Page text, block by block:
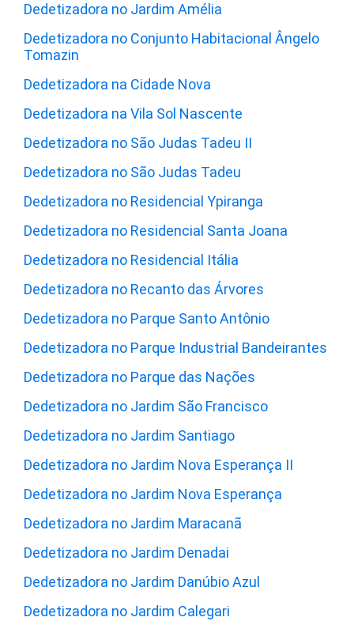
Dedetizadora no Jardim Amélia
Dedetizadora no Conjunto Habitacional Ângelo
Tomazin
Dedetizadora na Cidade Nova
Dedetizadora na Vila Sol Nascente
Dedetizadora no São Judas Tadeu II
Dedetizadora no São Judas Tadeu
Dedetizadora no Residencial Ypiranga
Dedetizadora no Residencial Santa Joana
Dedetizadora no Residencial Itália
Dedetizadora no Recanto das Árvores
Dedetizadora no Parque Santo Antônio
Dedetizadora no Parque Industrial Bandeirantes
Dedetizadora no Parque das Nações
Dedetizadora no Jardim São Francisco
Dedetizadora no Jardim Santiago
Dedetizadora no Jardim Nova Esperança II
Dedetizadora no Jardim Nova Esperança
Dedetizadora no Jardim Maracanã
Dedetizadora no Jardim Denadai
Dedetizadora no Jardim Danúbio Azul
Dedetizadora no Jardim Calegari